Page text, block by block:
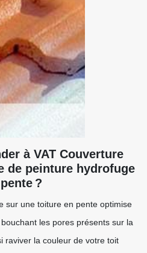
à VAT Couverture
de peinture hydrofuge
?
sur une toiture en pente optimise
les pores présents sur la
raviver la couleur de votre toit